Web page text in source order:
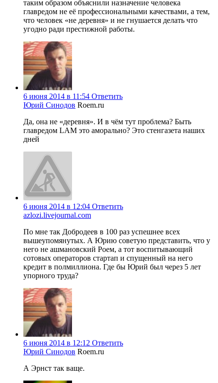
таким образом объяснили назначение человека
главредом не её профессиональными качествами, а тем,
что человек «не деревня» и не гнушается делать что
угодно ради престижной работы.
6 июня 2014 в 11:54 Ответить
Юрий Синодов Roem.ru
Да, она не «деревня». И в чём тут проблема? Быть
главредом LAM это аморально? Это стенгазета наших
дней
6 июня 2014 в 12:04 Ответить
azlozi.livejournal.com
По мне так Добродеев в 100 раз успешнее всех
вышеупомянутых. А Юрию советую представить, что у
него не ашмановский Роем, а тот воспитывающий
сотовых операторов стартап и спущенный на него
кредит в полмиллиона. Где бы Юрий был через 5 лет
упорного труда?
6 июня 2014 в 12:12 Ответить
Юрий Синодов Roem.ru
А Эрнст так ваще.